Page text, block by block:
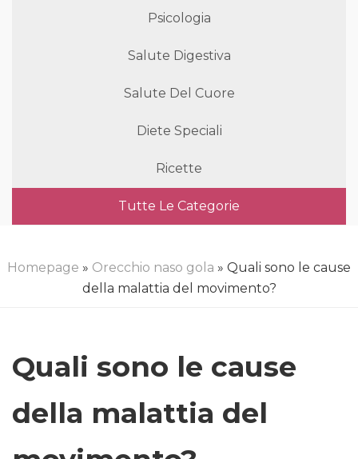
Psicologia
Salute Digestiva
Salute Del Cuore
Diete Speciali
Ricette
Tutte Le Categorie
Homepage » Orecchio naso gola » Quali sono le cause
della malattia del movimento?
Quali sono le cause
della malattia del